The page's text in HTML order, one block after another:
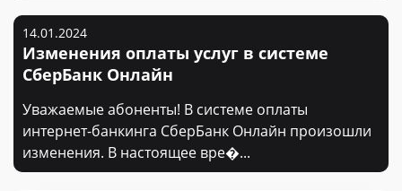
14.01.2024
Изменения оплаты услуг в системе
СберБанк Онлайн
Уважаемые абоненты! В системе оплаты
интернет-банкинга СберБанк Онлайн произошли
изменения. В настоящее вре�...